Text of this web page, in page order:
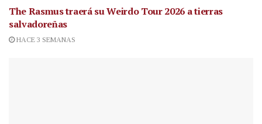
The Rasmus traerá su Weirdo Tour 2026 a tierras
salvadoreñas
HACE 3 SEMANAS